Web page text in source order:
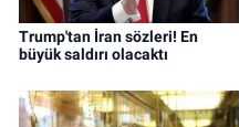
Trump'tan İran sözleri! En
büyük saldırı olacaktı